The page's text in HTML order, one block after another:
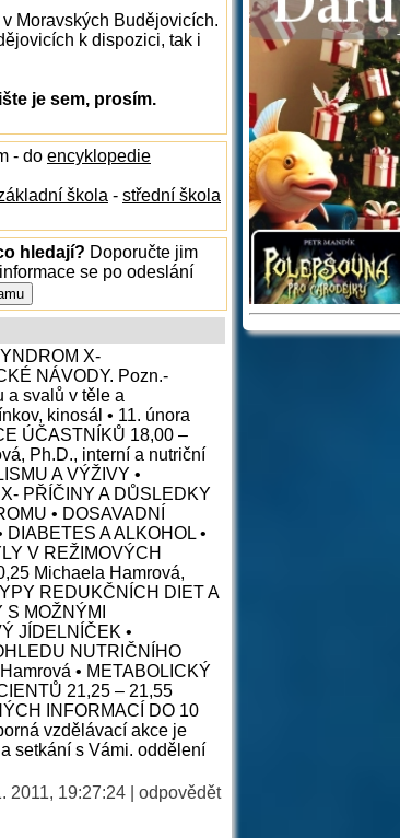
Moravských Budějovicích.
k dispozici, tak i
je sem, prosím.
- do encyklopedie
škola - střední škola
hledají? Doporučte jim
se po odeslání
X-
NÁVODY. Pozn.-
a svalů v těle a
kinosál • 11. února
ÚČASTNÍKŮ 18,00 –
Ph.D., interní a nutriční
A VÝŽIVY •
PŘÍČINY A DŮSLEDKY
• DOSAVADNÍ
A ALKOHOL •
V REŽIMOVÝCH
Michaela Hamrová,
REDUKČNÍCH DIET A
MOŽNÝMI
JÍDELNÍČEK •
NUTRIČNÍHO
• METABOLICKÝ
21,25 – 21,55
INFORMACÍ DO 10
vzdělávací akce je
setkání s Vámi. oddělení
2011, 19:27:24 | odpovědět